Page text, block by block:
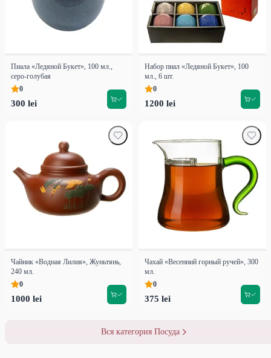
Пиала «Ледяной Букет», 100 мл.,
серо-голубая
0
300 lei
Набор пиал «Ледяной Букет», 100
мл., 6 шт.
0
1200 lei
Чайник «Водная Лилия», Жуньтянь,
240 мл.
0
1000 lei
Чахай «Весенний горный ручей», 300
мл.
0
375 lei
Вся категория Посуда